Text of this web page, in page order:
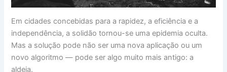
Em cidades concebidas para a rapidez, a eficiência e a
independência, a solidão tornou-se uma epidemia oculta.
Mas a solução pode não ser uma nova aplicação ou um
novo algoritmo — pode ser algo muito mais antigo: a
aldeia.